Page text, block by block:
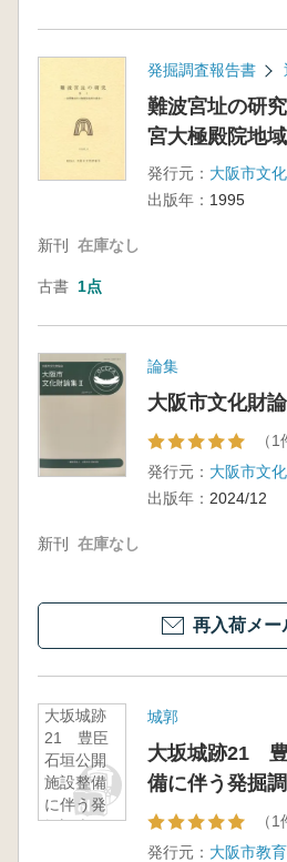
発掘調査報告書
難波宮址の研
宮大極殿院地
発行元： 大阪市文
出版年： 1995
新刊 在庫なし
古書 1点
論集
大阪市文化財
（1
発行元： 大阪市文
出版年： 2024/12
新刊 在庫なし
再入荷メー
大坂城跡
21 豊臣
石垣公開
施設整備
に伴う発
掘調査
城郭
大坂城跡21
備に伴う発掘
（1
発行元：